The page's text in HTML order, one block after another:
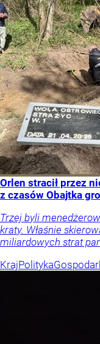
Orlen stracił przez
z czasów Obajtka
Trzej byli
kraty. Właśnie
miliardowych strat
KrajPolityka